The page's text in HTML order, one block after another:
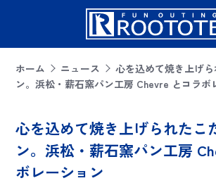
ホーム ニュース
心を込めて焼き上げ
ン。浜松・薪石窯パン工房 Chevre とコラボ
心を込めて焼き上げられたこ
ン。浜松・薪石窯パン工房
ボレーション